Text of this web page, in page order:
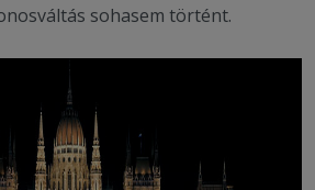
sohasem történt.